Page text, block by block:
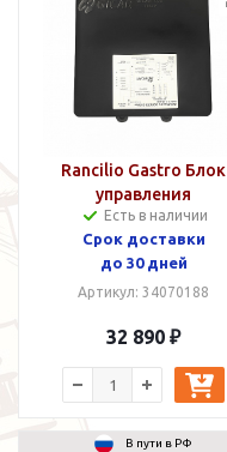
Rancilio Gastro Блок
управления
Есть в наличии
Срок доставки
до 30 дней
Артикул: 34070188
32 890 ₽
В пути в РФ